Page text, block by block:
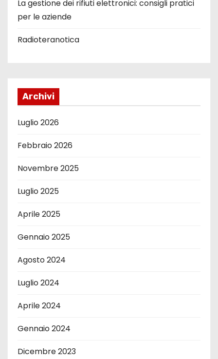
La gestione dei rifiuti elettronici: consigli pratici
per le aziende
Radioteranotica
Archivi
Luglio 2026
Febbraio 2026
Novembre 2025
Luglio 2025
Aprile 2025
Gennaio 2025
Agosto 2024
Luglio 2024
Aprile 2024
Gennaio 2024
Dicembre 2023